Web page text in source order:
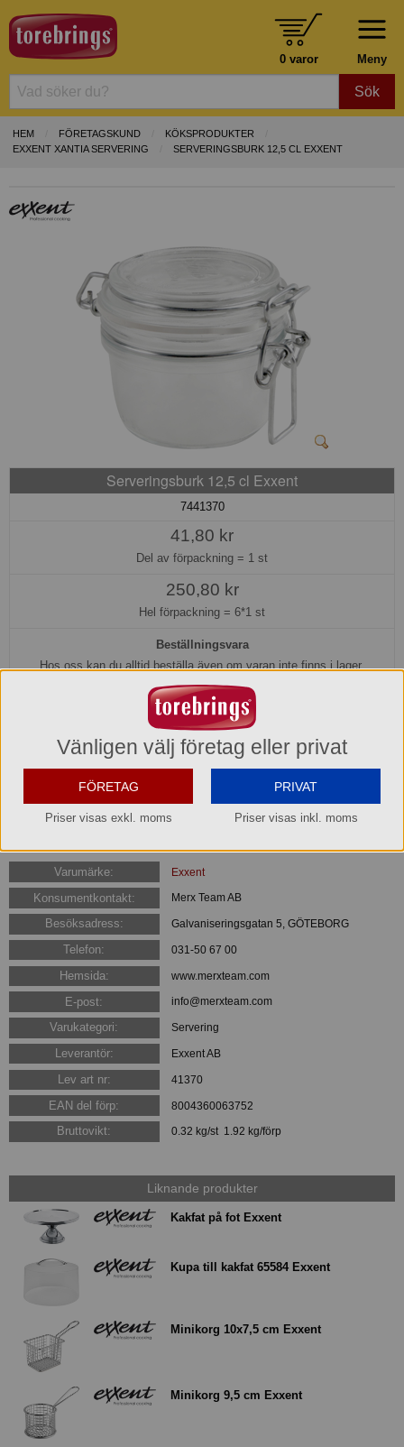
Meny
0 varor
Sök
HEM FÖRETAGSKUND
KÖKSPRODUKTER
EXXENT XANTIA SERVERING
SERVERINGSBURK 12,5 CL EXXENT
Serveringsburk 12,5 cl Exxent
7441370
41,80 kr
Del av förpackning = 1 st
250,80 kr
Hel förpackning = 6*1 st
Beställningsvara
Hos oss kan du alltid beställa även om varan inte finns i lager.
Beställ idag före kl. 15:00 så beräknar vi få in den i lager den 2026-08-
12.
Transporttid till Dig som kund tillkommer.
Köp »
Varumärke: Exxent
Konsumentkontakt: Merx Team AB
Besöksadress: Galvaniseringsgatan 5, GÖTEBORG
Telefon: 031-50 67 00
Hemsida: www.merxteam.com
E-post: info@merxteam.com
Varukategori: Servering
Leverantör: Exxent AB
Lev art nr: 41370
EAN del förp: 8004360063752
Bruttovikt: 0.32 kg/st 1.92 kg/förp
Liknande produkter
Kakfat på fot Exxent
Kupa till kakfat 65584 Exxent
Minikorg 10x7,5 cm Exxent
Minikorg 9,5 cm Exxent
Vänligen välj företag eller privat
FÖRETAG
Priser visas exkl. moms
PRIVAT
Priser visas inkl. moms